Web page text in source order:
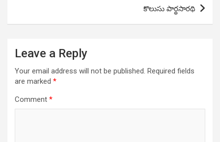
కొలుసు పార్థసారథి
Leave a Reply
Your email address will not be published. Required fields
are marked *
Comment *